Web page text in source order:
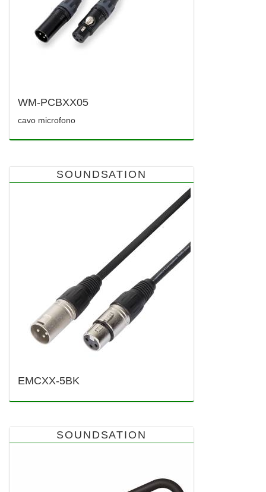
WM-PCBXX05
cavo microfono
SOUNDSATION
EMCXX-5BK
SOUNDSATION